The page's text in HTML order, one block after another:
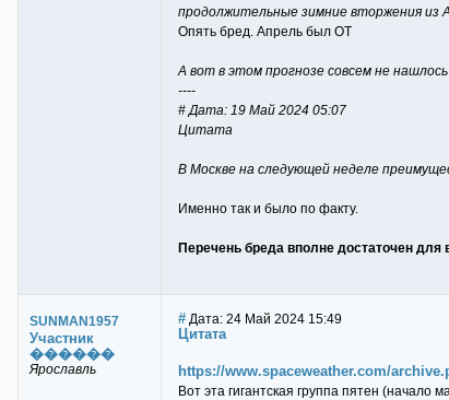
продолжительные зимние вторжения из
Опять бред. Апрель был ОТ
А вот в этом прогнозе совсем не
----
# Дата: 19 Май 2024 05:07
Цитата
В Москве на следующей неделе
Именно так и было по факту.
Перечень бреда вполне достаточен
SUNMAN1957
Участник
������
Ярославль
# Дата: 24 Май 2024 15:49
Цитата
https://www.spaceweather.com/
Вот эта гигантская группа пятен (начало